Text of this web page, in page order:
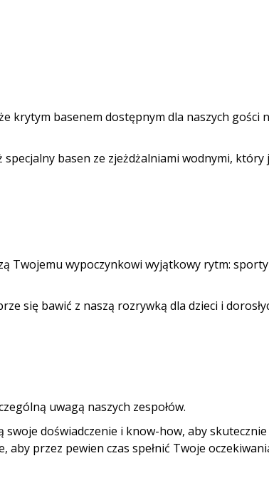
krytym basenem dostępnym dla naszych gości
basen ze zjeżdżalniami wodnymi, który
Twojemu wypoczynkowi wyjątkowy rytm: sporty
się bawić z naszą rozrywką dla dzieci i
uwagą naszych zespołów.
doświadczenie i know-how, aby
przez pewien czas spełnić Twoje